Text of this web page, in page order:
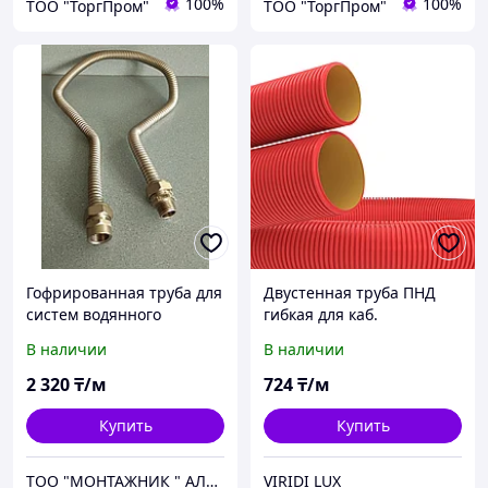
ТОО "ТоргПром" ТОО "ТоргПром"
Гофрированная труба для
систем водянного
В наличии
2 320₸/м
Купить
ТОО "МОНТАЖНИК " АЛМАТЫСПЕЦАВТОМАТИКА"
Двустенная труба ПНД
гибкая для каб.
протяжкой,SN13. в бухте
100м,цв. Кр
В наличии
724₸/м
Купить
VIRIDI LUX